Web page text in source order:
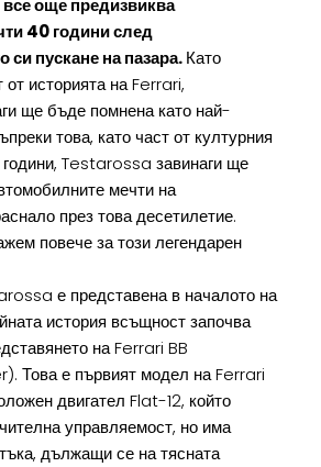
още предизвиква
40 години след
си пускане на пазара.Като
историята на Ferrari,
ще бъде помнена като най-
това, като част от културния
Testarossa завинаги ще
мечти на
през това десетилетие.
повече за този легендарен
е представена в началото на
история всъщност започва
на Ferrari BB
Това е първият модел на Ferrari
двигател Flat-12, който
управляемост, но има
дължащи се на тясната